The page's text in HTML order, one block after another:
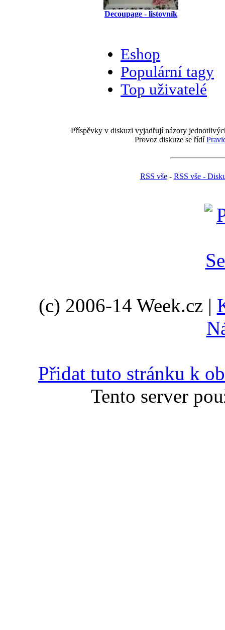
Decoupage - listovník
Eshop
Populární tagy
Top uživatelé
Příspěvky v diskuzi vyjadřují názory
Provoz diskuze se řídí
RSS vše- RSS vše -
(c) 2006-14 Week.cz |
Přidat tuto stránku k
Tento server